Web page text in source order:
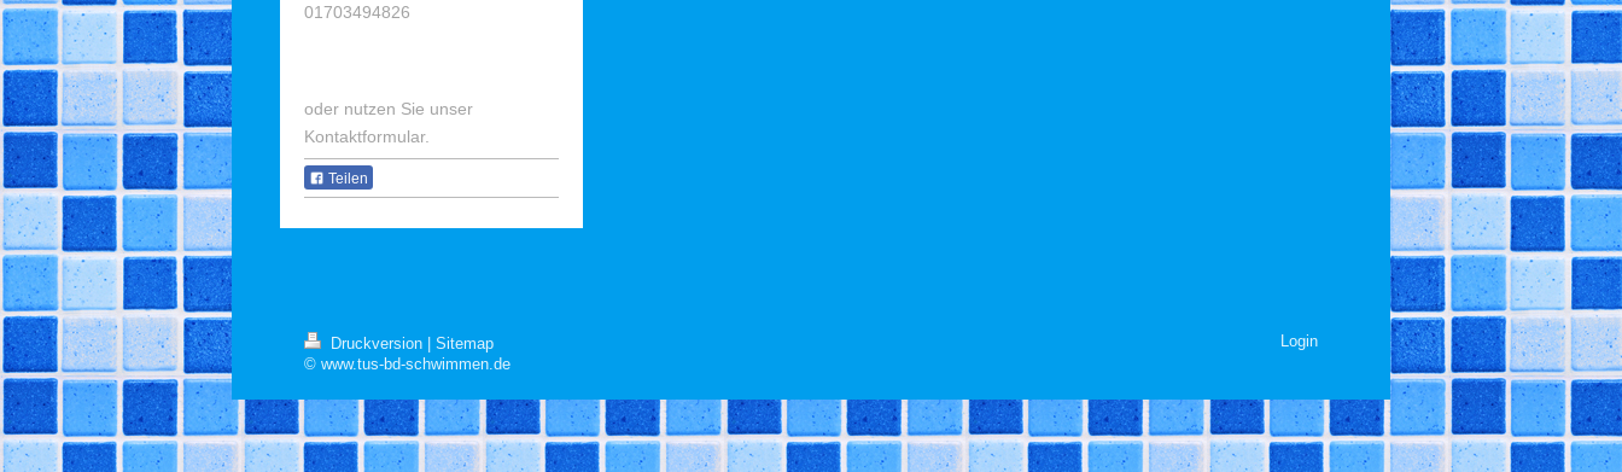
01703494826
oder nutzen Sie unser
Kontaktformular.
Teilen
Druckversion
Sitemap
© www.tus-bd-schwimmen.de
Login